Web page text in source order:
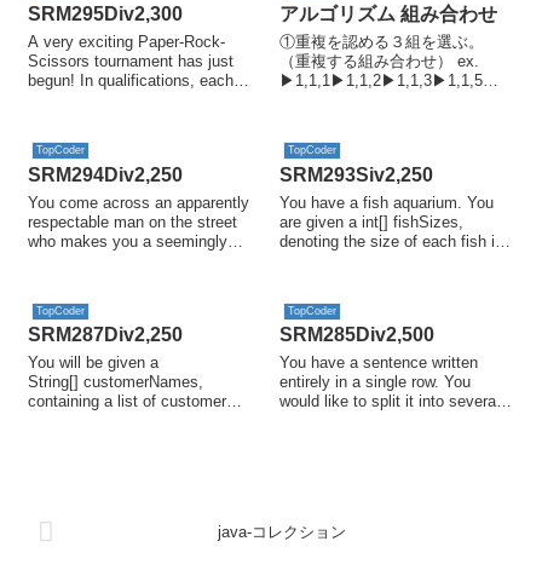
SRM295Div2,300
A very exciting Paper-Rock-
Scissors tournament has just
begun! In qualifications, each
アルゴリズム 組み合わせ
①重複を認める３組を選ぶ。
（重複する組み合わせ） ex.
▶1,1,1▶1,1,2▶1,1,3▶1,1,5▶1,
TopCoder
SRM294Div2,250
You come across an apparently
respectable man on the street
who makes you a seemingly
TopCoder
SRM293Siv2,250
You have a fish aquarium. You
are given a int[] fishSizes,
denoting the size of each fish in
TopCoder
SRM287Div2,250
You will be given a
String[] customerNames,
containing a list of customer
TopCoder
SRM285Div2,500
You have a sentence written
entirely in a single row. You
would like to split it into several
java-コレクション